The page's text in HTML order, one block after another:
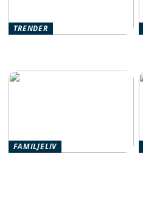
TRENDER
FAMILJELIV